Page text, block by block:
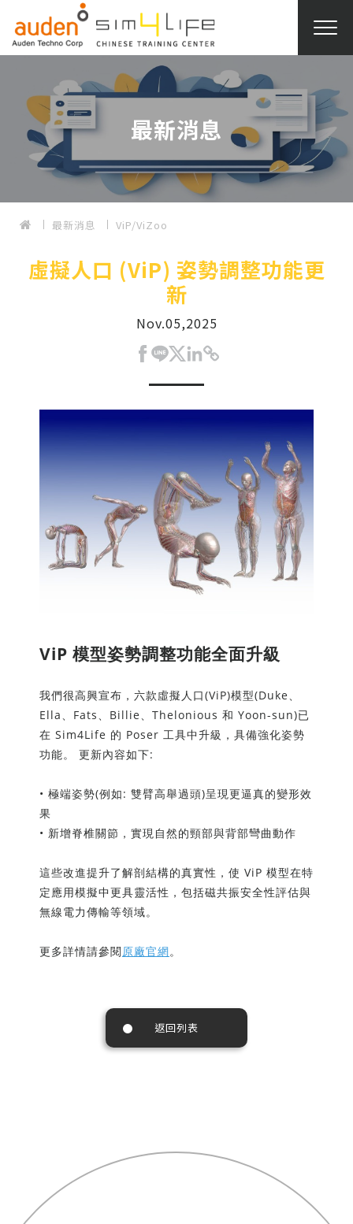
最新消息
最新消息 ViP/ViZoo
虛擬人口 (ViP) 姿勢調整功能更
新
Nov.05,2025
ViP 模型姿勢調整功能全面升級
我們很高興宣布，六款虛擬人口(ViP)模型(Duke、
Ella、Fats、Billie、Thelonious 和 Yoon-sun)已
在 Sim4Life 的 Poser 工具中升級，具備強化姿勢
功能。 更新內容如下:
• 極端姿勢(例如: 雙臂高舉過頭)呈現更逼真的變形效
果
• 新增脊椎關節，實現自然的頸部與背部彎曲動作
這些改進提升了解剖結構的真實性，使 ViP 模型在特
定應用模擬中更具靈活性，包括磁共振安全性評估與
無線電力傳輸等領域。
更多詳情請參閱 原廠官網。
返回列表